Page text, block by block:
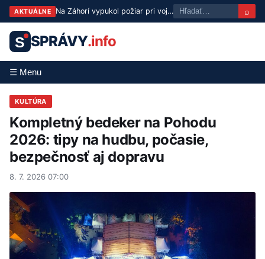
AKTUÁLNE Na Záhorí vypukol požiar pri vojenskom technickom ústave, zasahujú hasiči ⌕
S SPRÁVY.info
☰ Menu
KULTÚRA
Kompletný bedeker na Pohodu
2026: tipy na hudbu, počasie,
bezpečnosť aj dopravu
8. 7. 2026 07:00